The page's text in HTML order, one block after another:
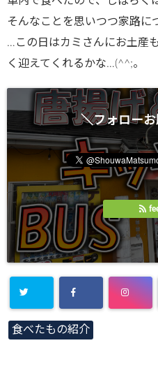
そんなことを思いつつ家路に
…この日はカミさんにお土産
く迎えてくれるかな…(^^;。
＼フォロー
食べたもの紹介